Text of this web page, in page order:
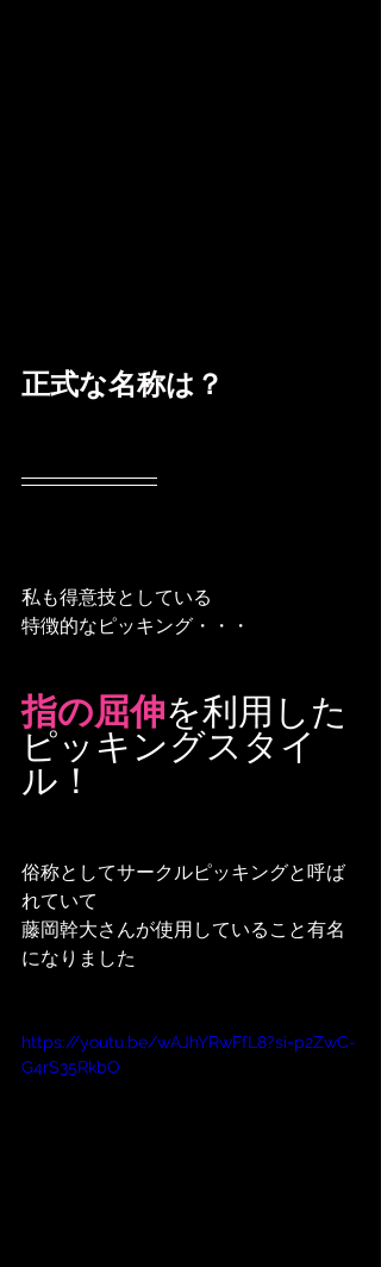
正式な名称は？
私も得意技としている
特徴的なピッキング・・・
指の屈伸を利用した
ピッキングスタイ
ル！
俗称としてサークルピッキングと呼ば
れていて
藤岡幹大さんが使用していること有名
になりました
https://youtu.be/wAJhYRwFfL8?si=p2ZwC-
G4rS35RkbO